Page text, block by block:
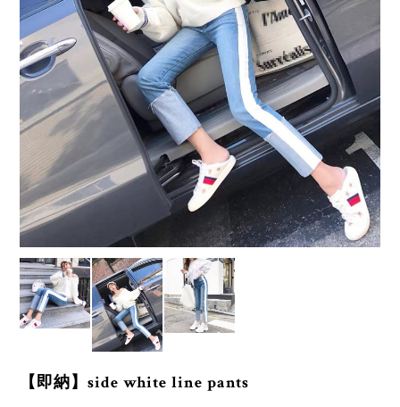
【即納】side white line pants